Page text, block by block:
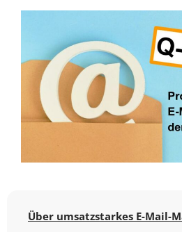
Über umsatzstarkes E-Mail-